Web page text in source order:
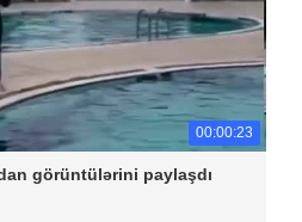
00:00:23
görüntülərini paylaşdı